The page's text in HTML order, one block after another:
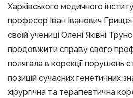
Харківського медичного
професор Іван Іванович
своїй учениці Олені Яківні
продовжити справу свого
полягала в корекції порушень
позицій сучасних генетичних
хірургічна та терапевтична